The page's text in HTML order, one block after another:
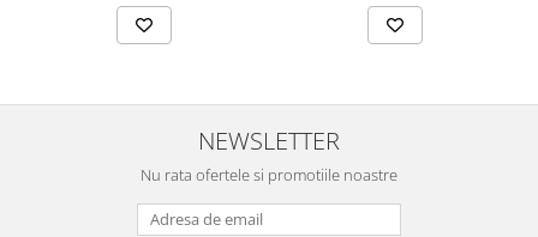
NEWSLETTER
Nu rata ofertele si promotiile noastre